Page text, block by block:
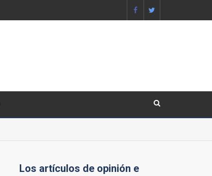
Los artículos de opinión e